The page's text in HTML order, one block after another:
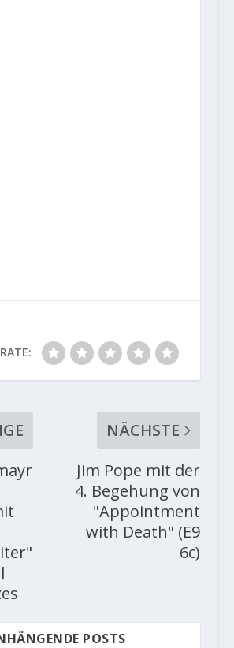
RATE:
NÄCHSTE
Jim Pope mit der
4. Begehung von
"Appointment
with Death" (E9
6c)
POSTS